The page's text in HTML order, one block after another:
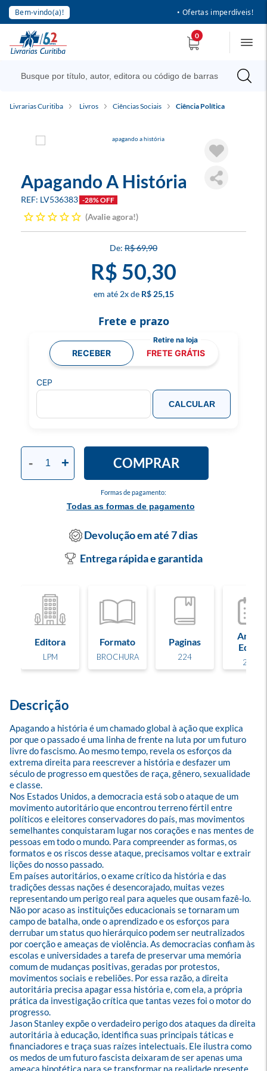
Bem-vindo(a)! • Ofertas imperdíveis!
0
Livrarias Curitiba Livros Ciências Sociais Ciência Política
Apagando A História
LV536383 -28% OFF
Avalie agora!
R$ 69,90
R$ 50,30
2x R$ 25,15
Formas de pagamento:
Todas as formas de pagamento
- + COMPRAR
Frete e prazo
RECEBER FRETE GRÁTIS
CEP
CALCULAR
Devolução em até 7 dias
Entrega rápida e garantida
Editora
LPM
Formato
BROCHURA
Paginas
224
Ano de
Edição
2025
Descrição
Apagando a história é um chamado global à ação que explica
por que o passado é uma linha de frente na luta por um futuro
livre do fascismo. Ao mesmo tempo, revela os esforços da
extrema direita para reescrever a história e desfazer um
século de progresso em questões de raça, gênero, sexualidade
e classe.
Nos Estados Unidos, a democracia está sob o ataque de um
movimento autoritário que encontrou terreno fértil entre
políticos e eleitores conservadores do país, mas movimentos
semelhantes conquistaram lugar nos corações e nas mentes de
pessoas em todo o mundo. Para compreender as formas, os
formatos e os riscos desse ataque, precisamos voltar e extrair
lições do nosso passado.
Em países autoritários, o exame crítico da história e das
tradições dessas nações é desencorajado, muitas vezes
representando um perigo real para aqueles que ousam fazê-lo.
Não por acaso as instituições educacionais se tor­naram um
campo de batalha, onde o aprendizado e os esforços para
derrubar um status quo hierárquico podem ser neutralizados
por coerção e ameaças de violência. As democracias confiam às
escolas e universidades a tarefa de preservar uma memória
comum de mudanças positivas, geradas por protestos,
movimentos sociais e rebeliões. Por essa razão, a direita
autoritária precisa apagar essa história e, com ela, a própria
prática da investigação crítica que tantas vezes foi o motor do
progresso.
Jason Stanley expõe o verdadeiro perigo dos ataques da direita
autoritária à educação, identifica suas principais táticas e
financiadores e traça suas raízes intelectuais. Ele ilustra como
os medos de um futuro fascista deixaram de ser apenas uma
ameaça hipotética para se transformar na realidade presente.